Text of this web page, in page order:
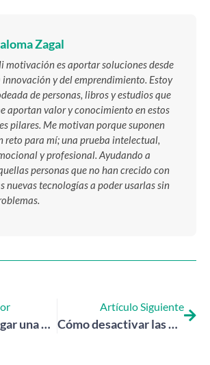
Zagal
motivación es aportar soluciones desde
innovación y del emprendimiento. Estoy
de personas, libros y estudios que
aportan valor y conocimiento en estos
pilares. Me motivan porque suponen
reto para mí; una prueba intelectual,
y profesional. Ayudando a
personas que no han crecido con
nuevas tecnologías a poder usarlas sin
Cómo descargar una aplicación en Google Play: Guía completa
Artículo Siguiente
Cómo desactivar las Notificaciones de una Aplicación en 4 Pasos